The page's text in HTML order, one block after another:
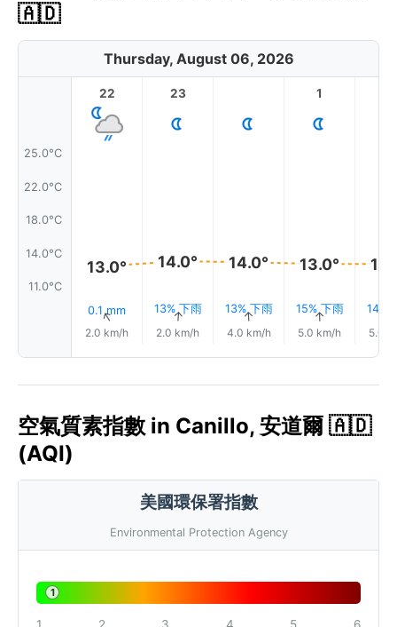
🇦🇩
Thursday, August 06, 2026
25.0°C
22.0°C
18.0°C
14.0°C
11.0°C
22
13.0°
0.1 mm
↑
2.0 km/h
23
14.0°
13% 下雨
↑
2.0 km/h
14.0°
13% 下雨
↑
4.0 km/h
1
13.0°
15% 下雨
↑
5.0 km/h
14%
5.0
空氣質素指數 in Canillo, 安道爾 🇦🇩
(AQI)
美國環保署指數
Environmental Protection Agency
1
1 2 3 4 5 6